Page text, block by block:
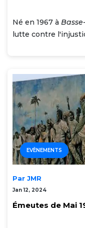
Né en 1967 à
lutte contre
EVÈNEMENTS
Par JMR
Jan 12, 2024
Émeutes de Mai